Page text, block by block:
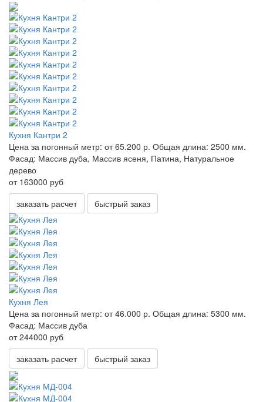
Кухня Кантри 2
Цена за погонный метр: от 65.200 р. Общая длина: 2500 мм.
Фасад: Массив дуба, Массив ясеня, Патина, Натуральное
дерево
от 163000 руб
заказать расчет
быстрый заказ
Кухня Лея
Цена за погонный метр: от 46.000 р. Общая длина: 5300 мм.
Фасад: Массив дуба
от 244000 руб
заказать расчет
быстрый заказ